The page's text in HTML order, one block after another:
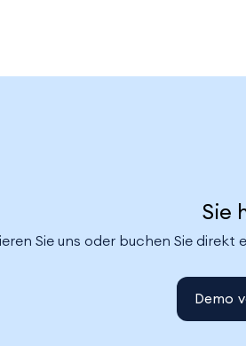
Sie
Sie uns oder buchen Sie direkt
Demo